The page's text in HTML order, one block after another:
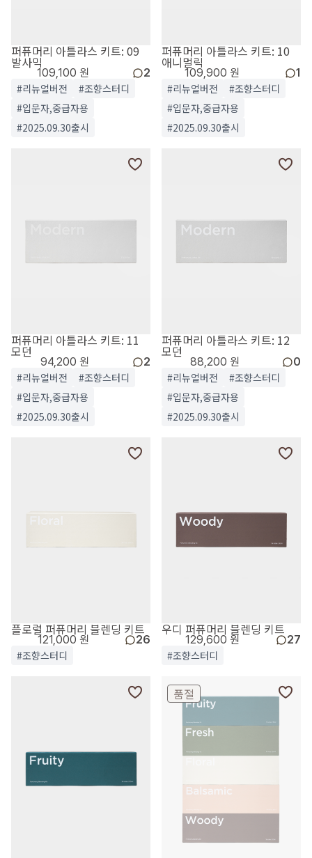
퍼퓨머리 아틀라스 키트: 09
발사믹
109,100 원 2
#리뉴얼버전
#조향스터디
#입문자,중급자용
#2025.09.30출시
퍼퓨머리 아틀라스 키트: 10
애니멀릭
109,900 원 1
#리뉴얼버전
#조향스터디
#입문자,중급자용
#2025.09.30출시
퍼퓨머리 아틀라스 키트: 11
모던
94,200 원 2
#리뉴얼버전
#조향스터디
#입문자,중급자용
#2025.09.30출시
퍼퓨머리 아틀라스 키트: 12
모던
88,200 원 0
#리뉴얼버전
#조향스터디
#입문자,중급자용
#2025.09.30출시
플로럴 퍼퓨머리 블렌딩 키트
121,000 원 26
#조향스터디
우디 퍼퓨머리 블렌딩 키트
129,600 원 27
#조향스터디
품절